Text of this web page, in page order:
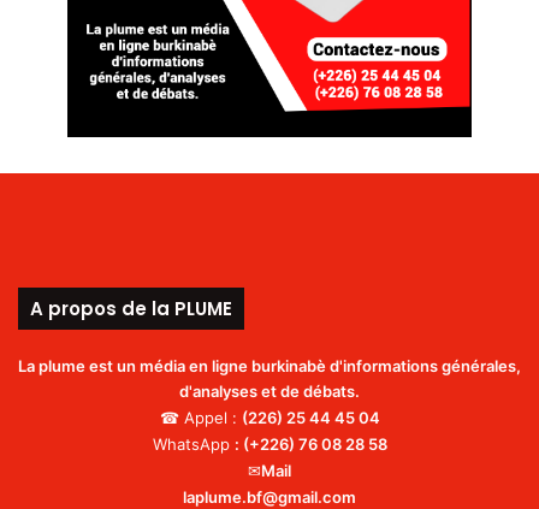
A propos de la PLUME
La plume est un média en ligne burkinabè d'informations générales,
d'analyses et de débats.
☎ Appel : (226) 25 44 45 04
WhatsApp : (+226) 76 08 28 58
✉Mail
laplume.bf@gmail.com